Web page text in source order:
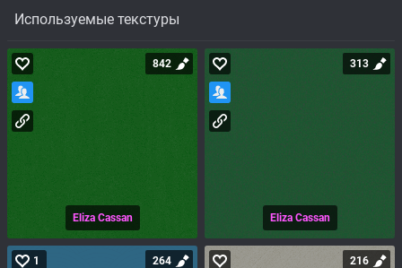
Используемые текстуры
Eliza Cassan
842
Eliza Cassan
313
1 264 216